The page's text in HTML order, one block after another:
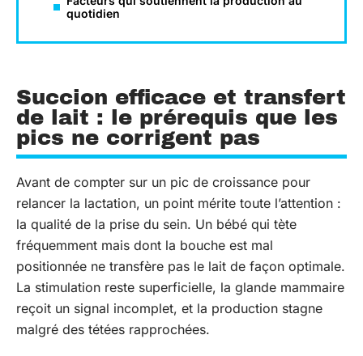
quotidien
Succion efficace et transfert
de lait : le prérequis que les
pics ne corrigent pas
Avant de compter sur un pic de croissance pour
relancer la lactation, un point mérite toute l’attention :
la qualité de la prise du sein. Un bébé qui tète
fréquemment mais dont la bouche est mal
positionnée ne transfère pas le lait de façon optimale.
La stimulation reste superficielle, la glande mammaire
reçoit un signal incomplet, et la production stagne
malgré des tétées rapprochées.